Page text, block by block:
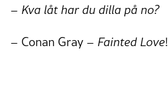
– Kva låt har du dilla på no?
– Conan Gray – Fainted Love!